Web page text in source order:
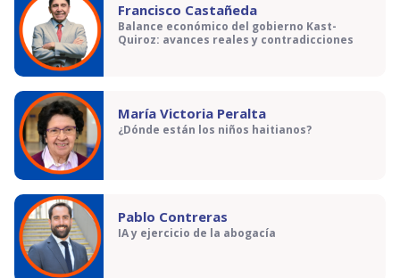
Francisco Castañeda
Balance económico del gobierno Kast-
Quiroz: avances reales y contradicciones
María Victoria Peralta
¿Dónde están los niños haitianos?
Pablo Contreras
IA y ejercicio de la abogacía